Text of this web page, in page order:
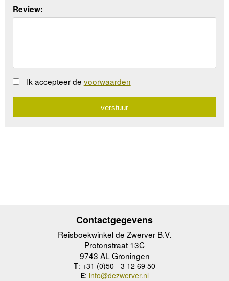
Review:
Ik accepteer de voorwaarden
Contactgegevens
Reisboekwinkel de Zwerver B.V.
Protonstraat 13C
9743 AL Groningen
T: +31 (0)50 - 3 12 69 50
E: info@dezwerver.nl